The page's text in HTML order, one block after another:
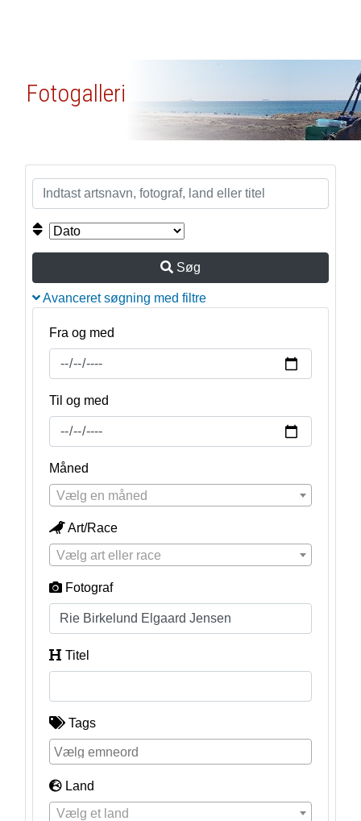
Fotogalleri
Søg
Avanceret søgning med filtre
Fra og med
Til og med
Måned
Vælg en måned
Art/Race
Vælg art eller race
Fotograf
Titel
Tags
Land
Vælg et land